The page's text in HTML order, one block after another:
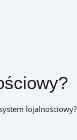
lojalnościowy?